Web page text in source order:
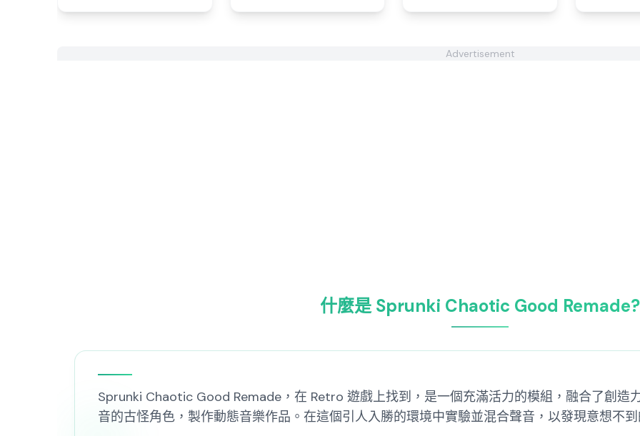
Advertisement
什麼是 Sprunki Chaotic Good Remade?
Sprunki Chaotic Good Remade，在 Retro 遊戲上找到，是一個充滿活力的模組，融合了創造
音的古怪角色，製作動態音樂作品。在這個引人入勝的環境中實驗並混合聲音，以發現意想不到